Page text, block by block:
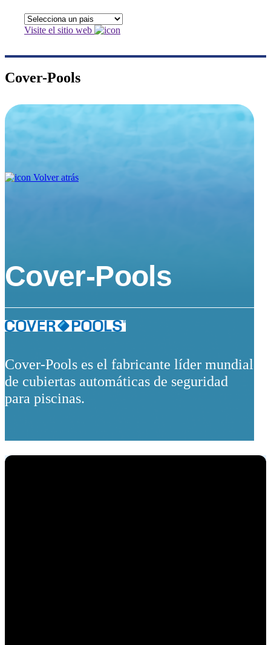
Visite el sitio web
Cover-Pools
Volver atrás
Cover-Pools
Cover-Pools es el fabricante líder mundial
de cubiertas automáticas de seguridad
para piscinas.